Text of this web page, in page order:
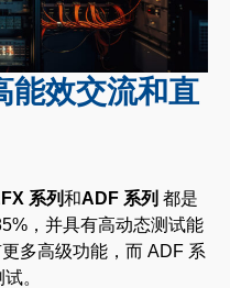
能效交流和直
系列和ADF 系列 都是
，并具有高动态测试能
多高级功能，而 ADF 系
。